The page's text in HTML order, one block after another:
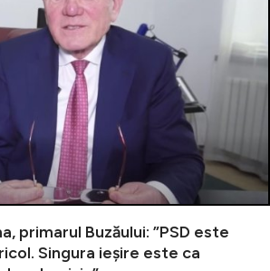
primarul Buzăului: ”PSD este
Singura ieșire este ca